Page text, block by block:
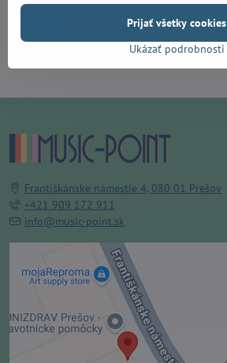
Do 14 dní
Františkánske námestie 4, 080 01 Prešov
+421 909 172 911
info@music-point.sk
Externý obsah je blokovaný
Voľbami súkromia
Prajete si načítať externý obsah?
Ukázať podrobnosti
Prijať všetky cookies